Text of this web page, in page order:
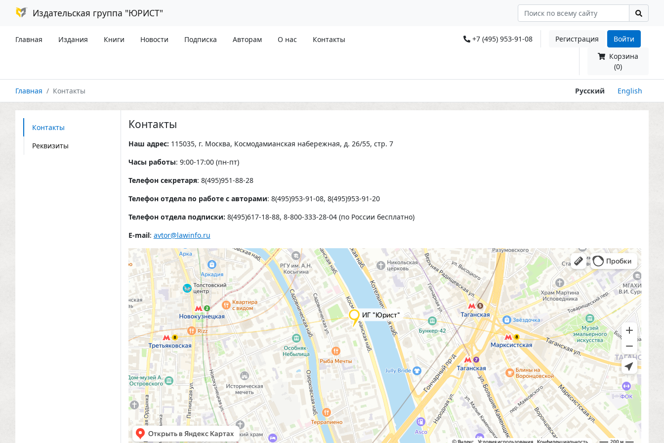
Издательская группа "ЮРИСТ"
Главная Издания Книги Новости Подписка Авторам О нас Контакты +7 (495) 953-91-08 Регистрация
Войти
Корзина
(0)
Главная Контакты Русский English
Контакты
Реквизиты
Контакты
Наш адрес: 115035, г. Москва, Космодамианская набережная, д. 26/55, стр. 7
Часы работы: 9:00-17:00 (пн-пт)
Телефон секретаря: 8(495)951-88-28
Телефон отдела по работе с авторами: 8(495)953-91-08, 8(495)953-91-20
Телефон отдела подписки: 8(495)617-18-88, 8-800-333-28-04 (по России бесплатно)
E-mail: avtor@lawinfo.ru